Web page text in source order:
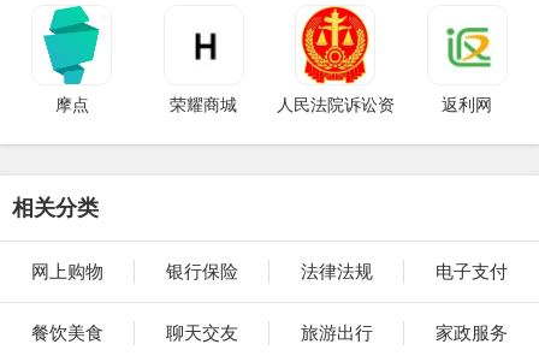
摩点 荣耀商城
人民法院诉讼资
返利网
相关分类
网上购物 银行保险 法律法规 电子支付
餐饮美食 聊天交友 旅游出行 家政服务